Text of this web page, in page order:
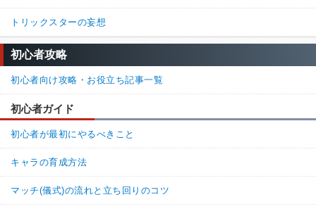
トリックスターの妄想
初心者攻略
初心者向け攻略・お役立ち記事一覧
初心者ガイド
初心者が最初にやるべきこと
キャラの育成方法
マッチ(儀式)の流れと立ち回りのコツ